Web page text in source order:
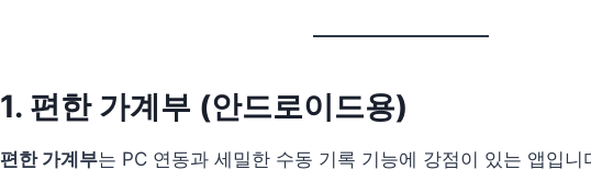
1. 편한 가계부 (안드로이드용)
편한 가계부는 PC 연동과 세밀한 수동 기록 기능에 강점이 있는 앱입니